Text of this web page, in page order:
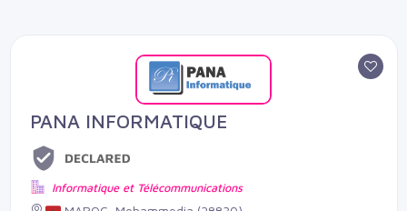
PANA INFORMATIQUE
Informatique et Télécommunications